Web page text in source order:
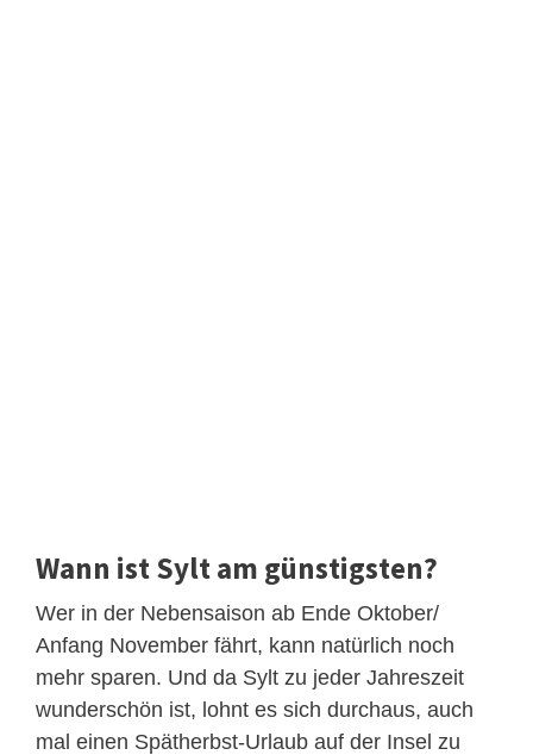
Wann ist Sylt am günstigsten?
Wer in der Nebensaison ab Ende Oktober/
Anfang November fährt, kann natürlich noch
mehr sparen. Und da Sylt zu jeder Jahreszeit
wunderschön ist, lohnt es sich durchaus, auch
mal einen Spätherbst-Urlaub auf der Insel zu